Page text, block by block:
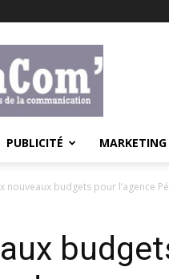
PUBLICITÉ MARKETING
nouveaux budgets pour l’agence